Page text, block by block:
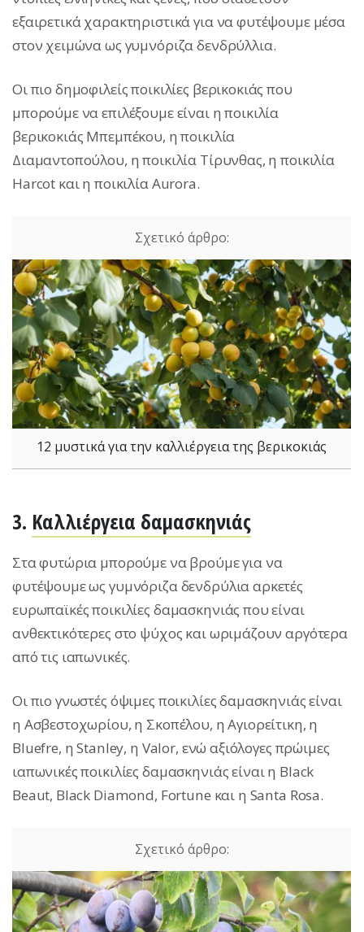
εξαιρετικά χαρακτηριστικά για να φυτέψουμε μέσα
στον χειμώνα ως γυμνόριζα δενδρύλλια.
Οι πιο δημοφιλείς ποικιλίες βερικοκιάς που
μπορούμε να επιλέξουμε είναι η ποικιλία
βερικοκιάς Μπεμπέκου, η ποικιλία
Διαμαντοπούλου, η ποικιλία Τίρυνθας, η ποικιλία
Harcot και η ποικιλία Aurora.
12 μυστικά για την καλλιέργεια της βερικοκιάς
3. Καλλιέργεια δαμασκηνιάς
Στα φυτώρια μπορούμε να βρούμε για να
φυτέψουμε ως γυμνόριζα δενδρύλια αρκετές
ευρωπαϊκές ποικιλίες δαμασκηνιάς που είναι
ανθεκτικότερες στο ψύχος και ωριμάζουν αργότερα
από τις ιαπωνικές.
Οι πιο γνωστές όψιμες ποικιλίες δαμασκηνιάς είναι
η Ασβεστοχωρίου, η Σκοπέλου, η Αγιορείτικη, η
Bluefre, η Stanley, η Valor, ενώ αξιόλογες πρώιμες
ιαπωνικές ποικιλίες δαμασκηνιάς είναι η Black
Beaut, Black Diamond, Fortune και η Santa Rosa.